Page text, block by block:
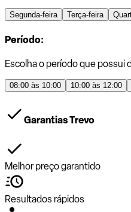
Segunda-feira Terça-feira
Período:
Escolha o período que possui
08:00 às 10:00 10:00 às 12:00
Garantias Trevo
Melhor preço garantido
Resultados rápidos